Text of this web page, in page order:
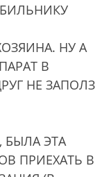
НУ А
В
НЕ ЗАПОЛЗ
БЫЛА ЭТА
ПРИЕХАТЬ В